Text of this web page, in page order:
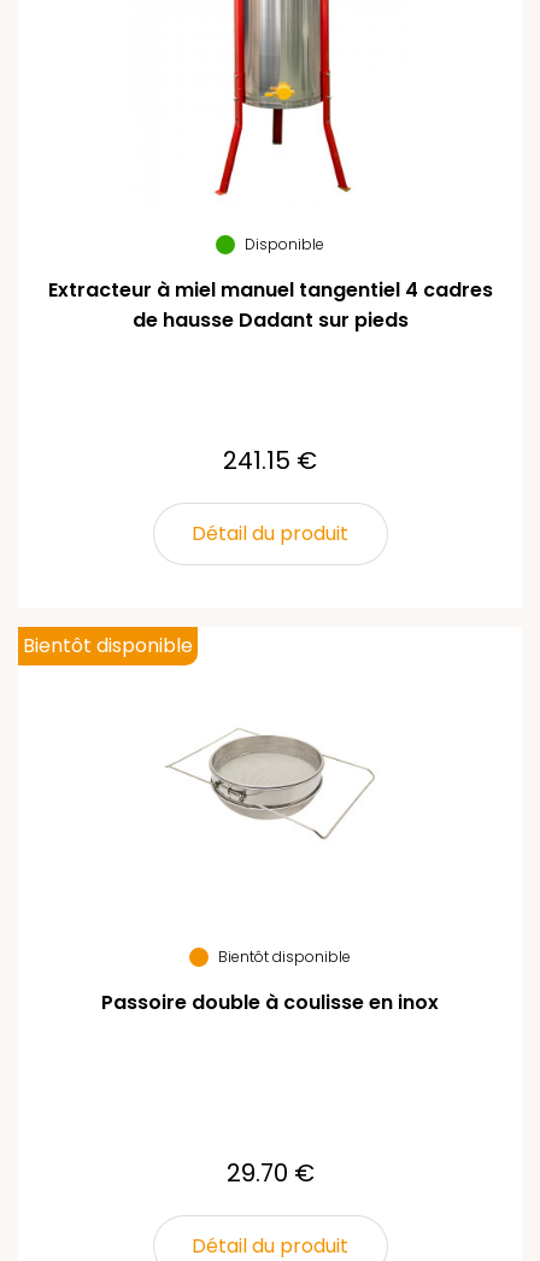
Disponible
Extracteur à miel manuel tangentiel 4 cadres
de hausse Dadant sur pieds
241.15 €
Détail du produit
Bientôt disponible
Passoire double à coulisse en inox
29.70 €
Détail du produit
Bientôt disponible